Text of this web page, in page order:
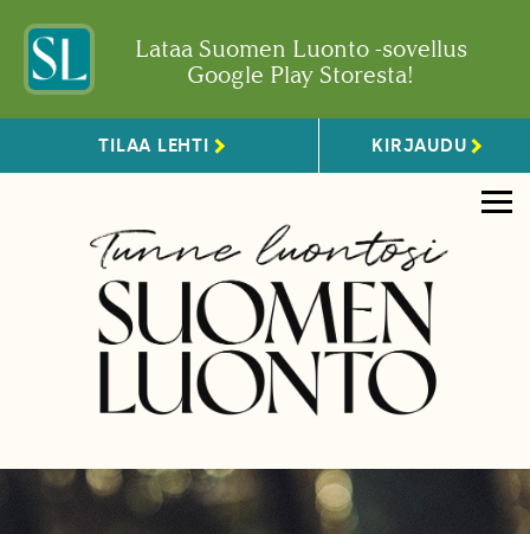
Lataa Suomen Luonto -sovellus
Google Play Storesta!
TILAA LEHTI KIRJAUDU